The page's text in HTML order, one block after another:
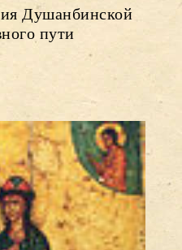
Душанбинской
пути